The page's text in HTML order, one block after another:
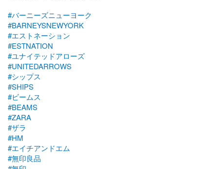
#バーニーズニューヨーク
#BARNEYSNEWYORK
#エストネーション
#ESTNATION
#ユナイテッドアローズ
#UNITEDARROWS
#シップス
#SHIPS
#ビームス
#BEAMS
#ZARA
#ザラ
#HM
#エイチアンドエム
#無印良品